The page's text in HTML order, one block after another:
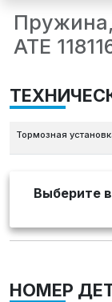
ATE
Тормозная
Выберите
НОМЕР